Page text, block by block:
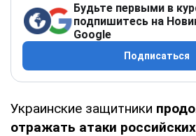
Будьте первыми в
подпишитесь на
Google
Подписаться
Украинские защитники
отражать атаки